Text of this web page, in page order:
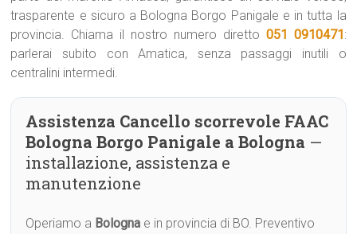
trasparente e sicuro a Bologna Borgo Panigale e in tutta la
provincia. Chiama il nostro numero diretto 051 0910471:
parlerai subito con Amatica, senza passaggi inutili o
centralini intermedi.
Assistenza Cancello scorrevole FAAC
Bologna Borgo Panigale a Bologna —
installazione, assistenza e
manutenzione
Operiamo a Bologna e in provincia di BO. Preventivo